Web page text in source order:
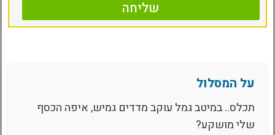
שליחה
על המסלול
תכלס.. במיטב גמל עוקב מדדים גמיש, איפה הכסף
שלי מושקע?